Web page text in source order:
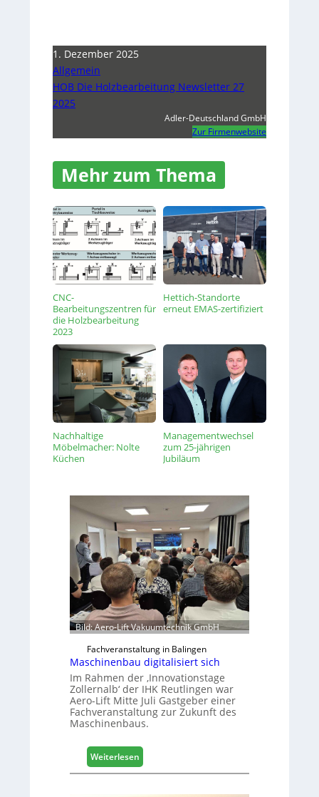
1. Dezember 2025
Allgemein
HOB Die Holzbearbeitung Newsletter 27
2025
Adler-Deutschland GmbH
Zur Firmenwebsite
Mehr zum Thema
CNC-
Bearbeitungszentren für
die Holzbearbeitung
2023
Hettich-Standorte
erneut EMAS-zertifiziert
Nachhaltige
Möbelmacher: Nolte
Küchen
Managementwechsel
zum 25-jährigen
Jubiläum
Bild: Aero-Lift Vakuumtechnik GmbH
Fachveranstaltung in Balingen
Maschinenbau digitalisiert sich
Im Rahmen der ‚Innovationstage
Zollernalb‘ der IHK Reutlingen war
Aero-Lift Mitte Juli Gastgeber einer
Fachveranstaltung zur Zukunft des
Maschinenbaus.
Weiterlesen
M